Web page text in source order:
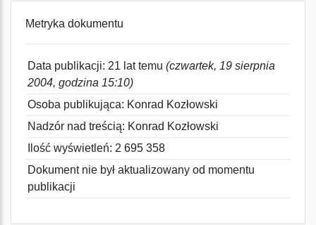
Metryka dokumentu
Data publikacji: 21 lat temu (czwartek, 19 sierpnia
2004, godzina 15:10)
Osoba publikująca: Konrad Kozłowski
Nadzór nad treścią: Konrad Kozłowski
Ilość wyświetleń: 2 695 358
Dokument nie był aktualizowany od momentu
publikacji